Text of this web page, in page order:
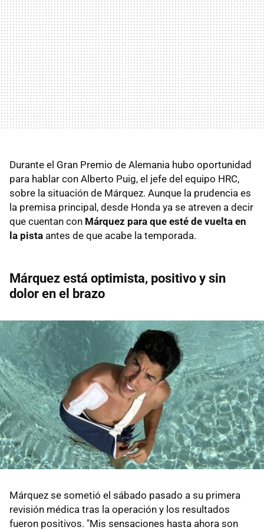
Durante el Gran Premio de Alemania hubo oportunidad
para hablar con Alberto Puig, el jefe del equipo HRC,
sobre la situación de Márquez. Aunque la prudencia es
la premisa principal, desde Honda ya se atreven a decir
que cuentan con Márquez para que esté de vuelta en
la pista antes de que acabe la temporada.
Márquez está optimista, positivo y sin
dolor en el brazo
Márquez se sometió el sábado pasado a su primera
revisión médica tras la operación y los resultados
fueron positivos. "Mis sensaciones hasta ahora son